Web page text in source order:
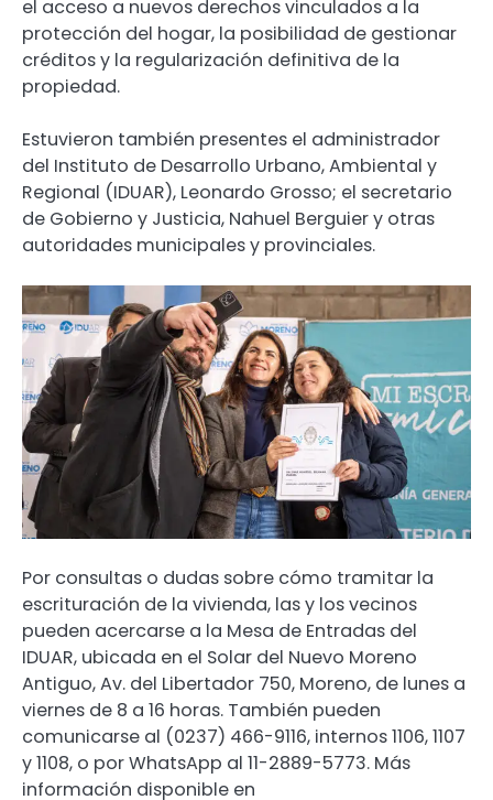
el acceso a nuevos derechos vinculados a la
protección del hogar, la posibilidad de gestionar
créditos y la regularización definitiva de la
propiedad.
Estuvieron también presentes el administrador
del Instituto de Desarrollo Urbano, Ambiental y
Regional (IDUAR), Leonardo Grosso; el secretario
de Gobierno y Justicia, Nahuel Berguier y otras
autoridades municipales y provinciales.
Por consultas o dudas sobre cómo tramitar la
escrituración de la vivienda, las y los vecinos
pueden acercarse a la Mesa de Entradas del
IDUAR, ubicada en el Solar del Nuevo Moreno
Antiguo, Av. del Libertador 750, Moreno, de lunes a
viernes de 8 a 16 horas. También pueden
comunicarse al (0237) 466-9116, internos 1106, 1107
y 1108, o por WhatsApp al 11-2889-5773. Más
información disponible en